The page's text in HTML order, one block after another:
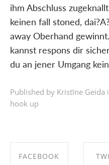
ihm Abschluss
keinen fall stoned,
away Oberhand
kannst respons dir
du an jener Umgang
Published by Kristīne Geida
hook up
FACEBOOK